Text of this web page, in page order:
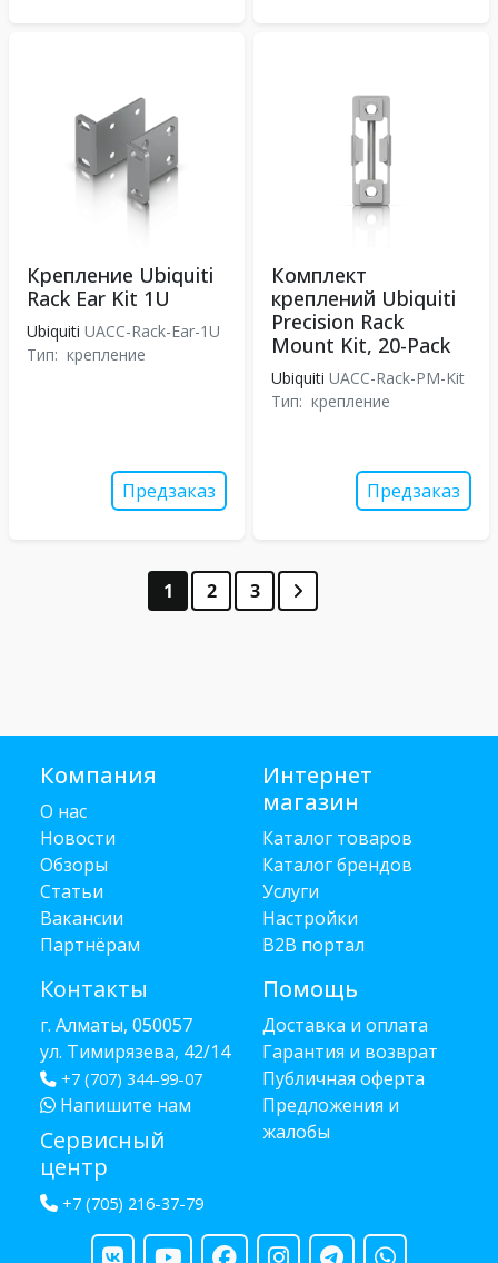
Крепление Ubiquiti
Rack Ear Kit 1U
Ubiquiti UACC-Rack-Ear-1U
Тип: крепление
Предзаказ
Комплект
креплений Ubiquiti
Precision Rack
Mount Kit, 20-Pack
Ubiquiti UACC-Rack-PM-Kit
Тип: крепление
Предзаказ
1 2 3
Компания
О нас
Новости
Обзоры
Статьи
Вакансии
Партнёрам
Контакты
г. Алматы, 050057
ул. Тимирязева, 42/14
+7 (707) 344-99-07
Напишите нам
Сервисный
центр
+7 (705) 216-37-79
Интернет
магазин
Каталог товаров
Каталог брендов
Услуги
Настройки
B2B портал
Помощь
Доставка и оплата
Гарантия и возврат
Публичная оферта
Предложения и
жалобы